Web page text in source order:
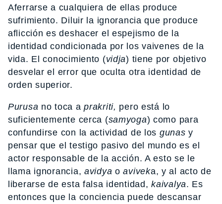
Aferrarse a cualquiera de ellas produce
sufrimiento. Diluir la ignorancia que produce
aflicción es deshacer el espejismo de la
identidad condicionada por los vaivenes de la
vida. El conocimiento (vidja) tiene por objetivo
desvelar el error que oculta otra identidad de
orden superior.
Purusa no toca aprakriti, pero está lo
suficientemente cerca (samyoga) como para
confundirse con la actividad de los gunas y
pensar que el testigo pasivo del mundo es el
actor responsable de la acción. A esto se le
llama ignorancia, avidya oaviveka, y al acto de
liberarse de esta falsa identidad,kaivalya. Es
entonces que la conciencia puede descansar